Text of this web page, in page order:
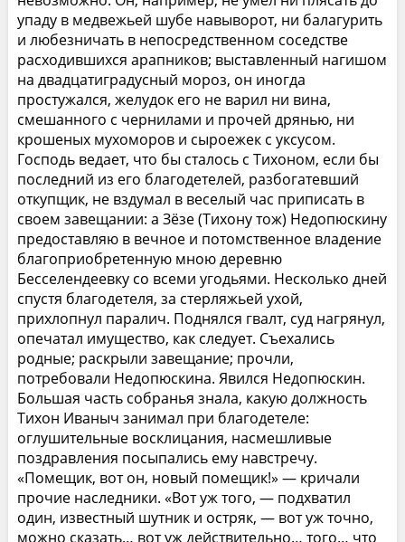
упаду в медвежьей шубе навыворот, ни балагурить
и любезничать в непосредственном соседстве
расходившихся арапников; выставленный нагишом
на двадцатиградусный мороз, он иногда
простужался, желудок его не варил ни вина,
смешанного с чернилами и прочей дрянью, ни
крошеных мухоморов и сыроежек с уксусом.
Господь ведает, что бы сталось с Тихоном, если бы
последний из его благодетелей, разбогатевший
откупщик, не вздумал в веселый час приписать в
своем завещании: а Зёзе (Тихону тож) Недопюскину
предоставляю в вечное и потомственное владение
благоприобретенную мною деревню
Бесселендеевку со всеми угодьями. Несколько дней
спустя благодетеля, за стерляжьей ухой,
прихлопнул паралич. Поднялся гвалт, суд нагрянул,
опечатал имущество, как следует. Съехались
родные; раскрыли завещание; прочли,
потребовали Недопюскина. Явился Недопюскин.
Большая часть собранья знала, какую должность
Тихон Иваныч занимал при благодетеле:
оглушительные восклицания, насмешливые
поздравления посыпались ему навстречу.
«Помещик, вот он, новый помещик!» — кричали
прочие наследники. «Вот уж того, — подхватил
один, известный шутник и остряк, — вот уж точно,
можно сказать… вот уж действительно… того… что